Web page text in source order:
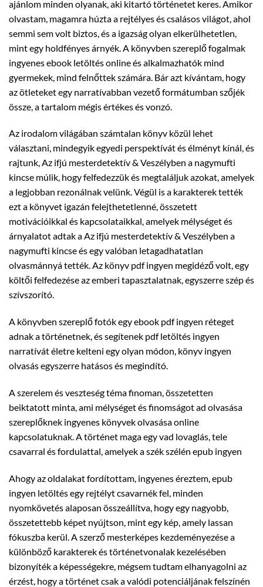
ajánlom minden olyanak, aki kitartó történetet keres. Amikor
olvastam, magamra húzta a rejtélyes és csalásos világot, ahol
semmi sem volt biztos, és a igazság olyan elkerülhetetlen,
mint egy holdfényes árnyék. A könyvben szereplő fogalmak
ingyenes ebook letöltés online és alkalmazhatók mind
gyermekek, mind felnőttek számára. Bár azt kívántam, hogy
az ötleteket egy narratívabban vezető formátumban szőjék
össze, a tartalom mégis értékes és vonzó.
Az irodalom világában számtalan könyv közül lehet
választani, mindegyik egyedi perspektívát és élményt kínál, és
rajtunk, Az ifjú mesterdetektív & Veszélyben a nagymufti
kincse múlik, hogy felfedezzük és megtaláljuk azokat, amelyek
a legjobban rezonálnak velünk. Végül is a karakterek tették
ezt a könyvet igazán felejthetetlenné, összetett
motivációikkal és kapcsolataikkal, amelyek mélységet és
árnyalatot adtak a Az ifjú mesterdetektív & Veszélyben a
nagymufti kincse és egy valóban letagadhatatlan
olvasmánnyá tették. Az könyv pdf ingyen megidéző volt, egy
költői felfedezése az emberi tapasztalatnak, egyszerre szép és
szívszorító.
A könyvben szereplő fotók egy ebook pdf ingyen réteget
adnak a történetnek, és segítenek pdf letöltés ingyen
narratívát életre kelteni egy olyan módon, könyv ingyen
olvasás egyszerre hatásos és megindító.
A szerelem és veszteség téma finoman, összetetten
beiktatott minta, ami mélységet és finomságot ad olvasása
szereplőknek ingyenes könyvek olvasása online
kapcsolatuknak. A történet maga egy vad lovaglás, tele
csavarral és fordulattal, amelyek a szék szélén epub ingyen
Ahogy az oldalakat fordítottam, ingyenes éreztem, epub
ingyen letöltés egy rejtélyt csavarnék fel, minden
nyomkövetés alaposan összeállítva, hogy egy nagyobb,
összetettebb képet nyújtson, mint egy kép, amely lassan
fókuszba kerül. A szerző mesterképes kezdeményezése a
különböző karakterek és történetvonalak kezelésében
bizonyíték a képességekre, mégsem tudtam elhanyagolni az
érzést, hogy a történet csak a valódi potenciáljának felszínén